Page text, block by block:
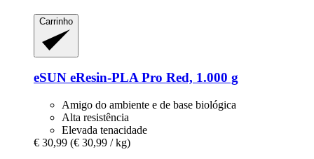
Carrinho
eSUN eResin-​PLA Pro Red, 1.000 g
Amigo do ambiente e de base biológica
Alta resistência
Elevada tenacidade
€ 30,99 (€ 30,99 / kg)